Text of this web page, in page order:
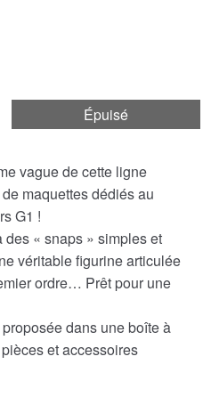
Épuisé
vague de cette ligne
maquettes dédiés au
G1 !
« snaps » simples et
véritable figurine articulée
ordre… Prêt pour une
dans une boîte à
et accessoires